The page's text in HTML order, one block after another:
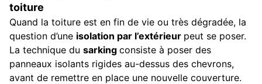
toiture
Quand la toiture est en fin de vie ou très dégradée, la
question d’une isolation par l’extérieur peut se poser.
La technique du sarking consiste à poser des
panneaux isolants rigides au-dessus des chevrons,
avant de remettre en place une nouvelle couverture.